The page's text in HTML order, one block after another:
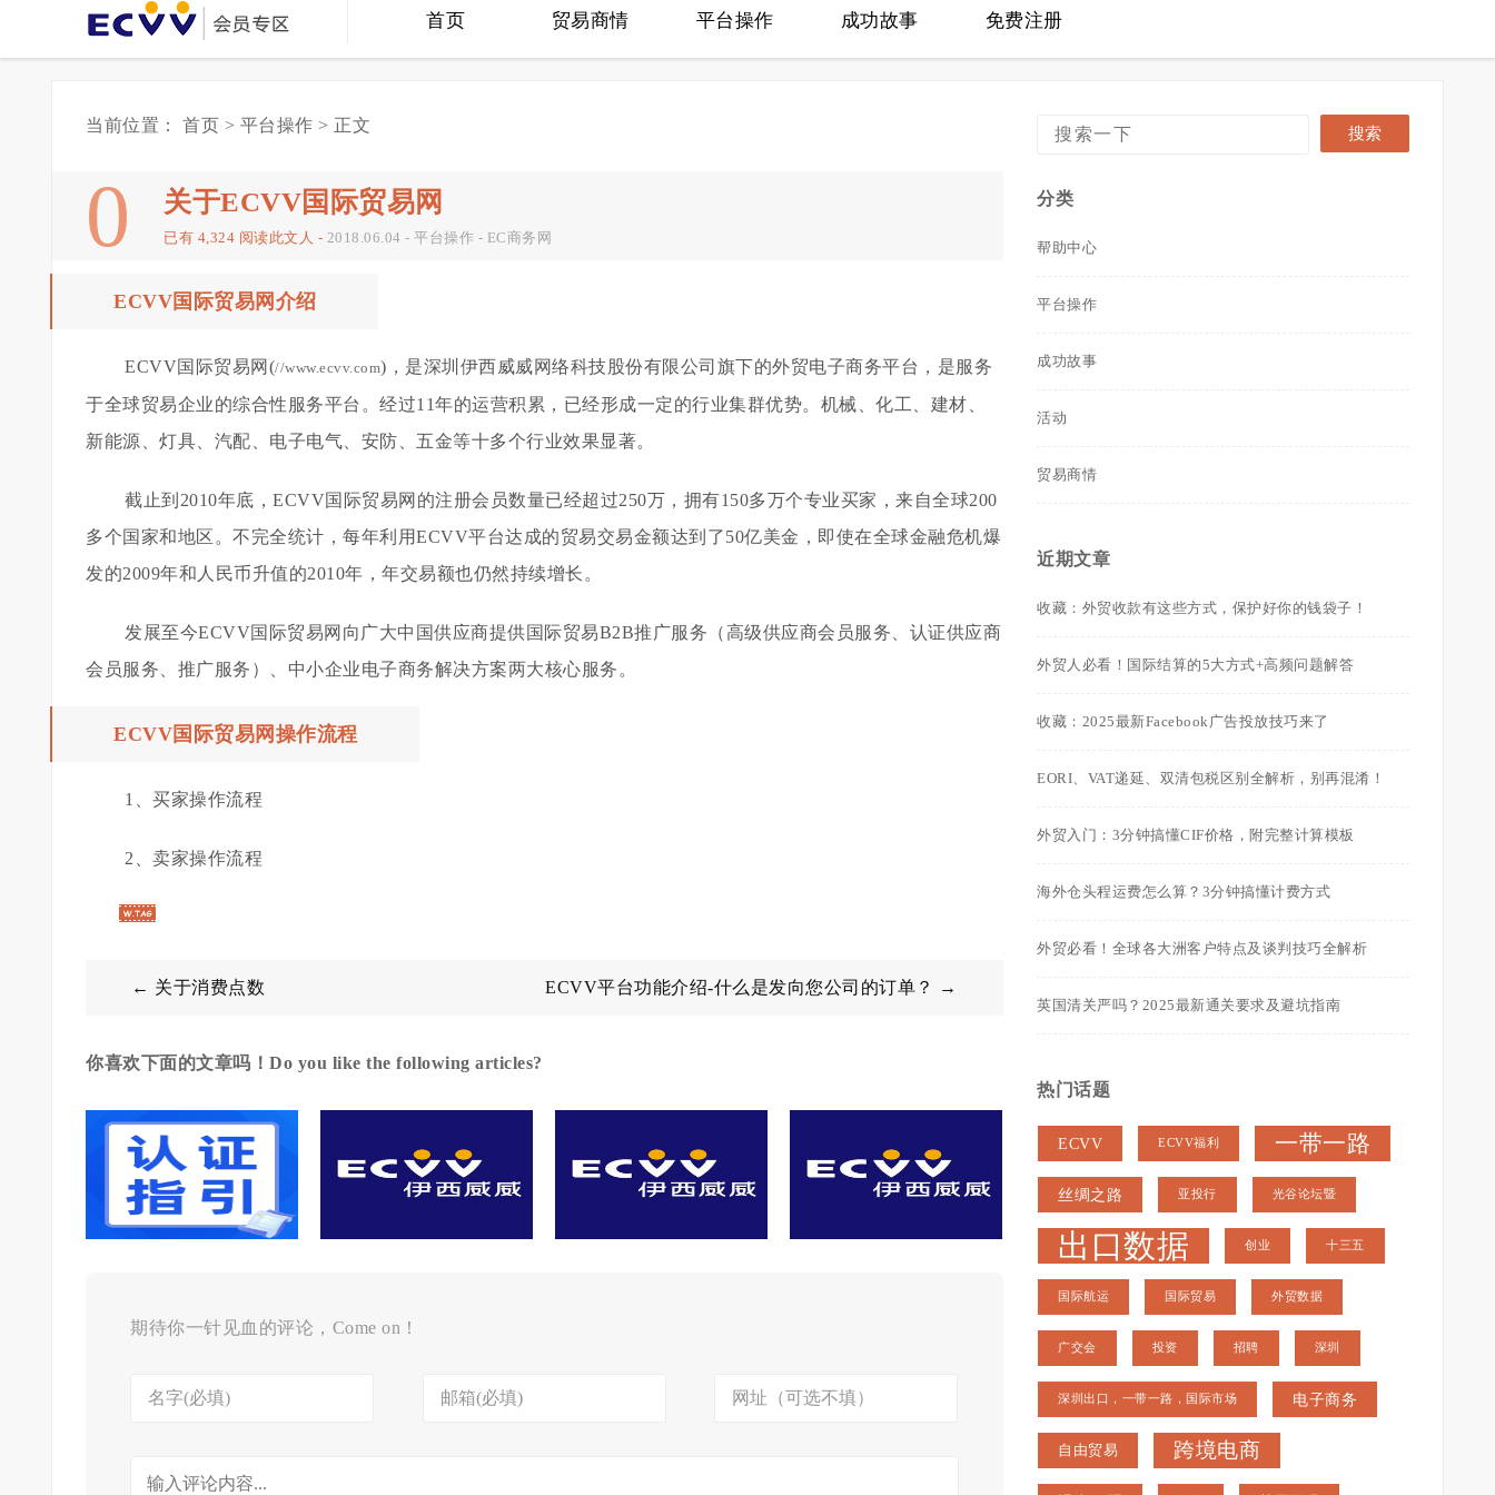
首页 贸易商情 平台操作 成功故事 免费注册
当前位置： 首页 > 平台操作 > 正文
0 关于ECVV国际贸易网
已有 4,324 阅读此文人 - 2018.06.04 - 平台操作 - EC商务网
ECVV国际贸易网介绍
ECVV国际贸易网(//www.ecvv.com)，是深圳伊西威威网络科技股份有限公司旗下的外贸电子商务平台，是服务
于全球贸易企业的综合性服务平台。经过11年的运营积累，已经形成一定的行业集群优势。机械、化工、建材、
新能源、灯具、汽配、电子电气、安防、五金等十多个行业效果显著。
截止到2010年底，ECVV国际贸易网的注册会员数量已经超过250万，拥有150多万个专业买家，来自全球200
多个国家和地区。不完全统计，每年利用ECVV平台达成的贸易交易金额达到了50亿美金，即使在全球金融危机爆
发的2009年和人民币升值的2010年，年交易额也仍然持续增长。
发展至今ECVV国际贸易网向广大中国供应商提供国际贸易B2B推广服务（高级供应商会员服务、认证供应商
会员服务、推广服务）、中小企业电子商务解决方案两大核心服务。
ECVV国际贸易网操作流程
1、买家操作流程
2、卖家操作流程
← 关于消费点数 ECVV平台功能介绍-什么是发向您公司的订单？ →
你喜欢下面的文章吗！Do you like the following articles?
期待你一针见血的评论，Come on！
分类
帮助中心
平台操作
成功故事
活动
贸易商情
近期文章
收藏：外贸收款有这些方式，保护好你的钱袋子！
外贸人必看！国际结算的5大方式+高频问题解答
收藏：2025最新Facebook广告投放技巧来了
EORI、VAT递延、双清包税区别全解析，别再混淆！
外贸入门：3分钟搞懂CIF价格，附完整计算模板
海外仓头程运费怎么算？3分钟搞懂计费方式
外贸必看！全球各大洲客户特点及谈判技巧全解析
英国清关严吗？2025最新通关要求及避坑指南
热门话题
ECVV ECVV福利 一带一路
丝绸之路 亚投行 光谷论坛暨
出口数据 创业 十三五
国际航运 国际贸易 外贸数据
广交会 投资 招聘 深圳
深圳出口，一带一路，国际市场 电子商务
自由贸易 跨境电商